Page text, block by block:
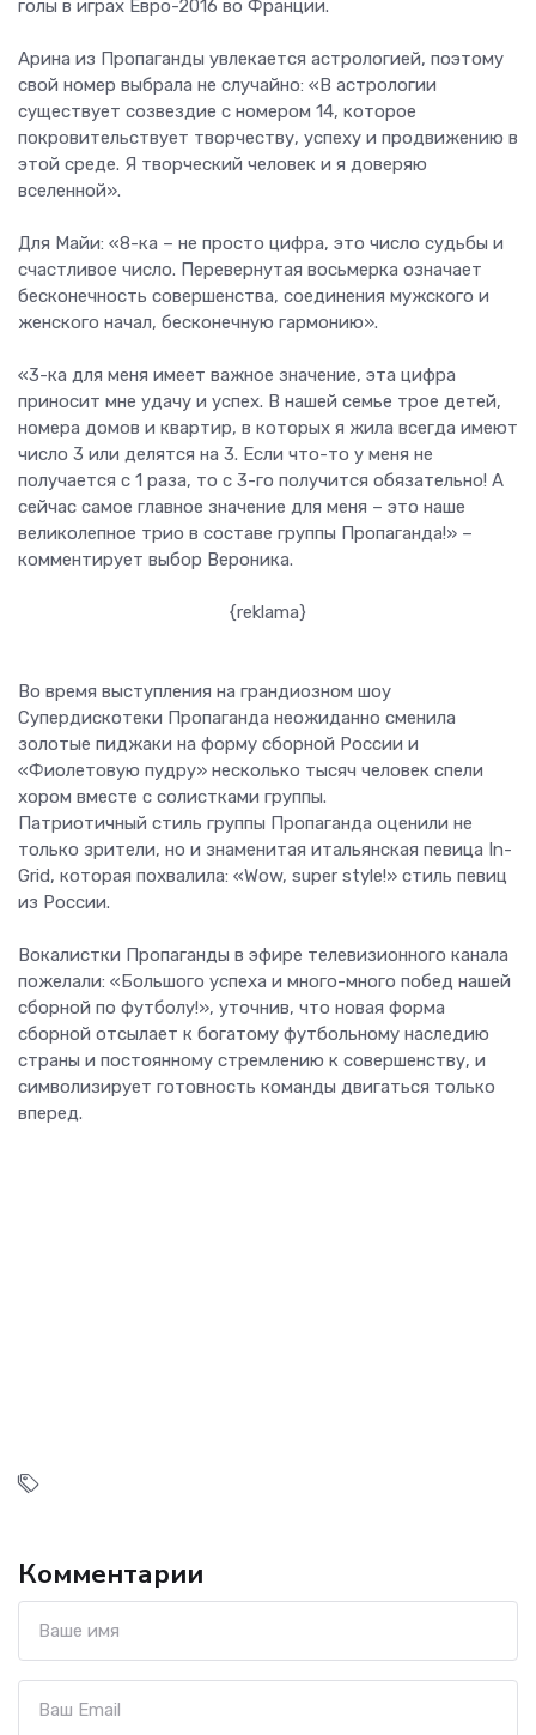
голы в играх Евро-2016 во Франции.
Арина из Пропаганды увлекается астрологией, поэтому
свой номер выбрала не случайно: «В астрологии
существует созвездие с номером 14, которое
покровительствует творчеству, успеху и продвижению в
этой среде. Я творческий человек и я доверяю
вселенной».
Для Майи: «8-ка – не просто цифра, это число судьбы и
счастливое число. Перевернутая восьмерка означает
бесконечность совершенства, соединения мужского и
женского начал, бесконечную гармонию».
«3-ка для меня имеет важное значение, эта цифра
приносит мне удачу и успех. В нашей семье трое детей,
номера домов и квартир, в которых я жила всегда имеют
число 3 или делятся на 3. Если что-то у меня не
получается с 1 раза, то с 3-го получится обязательно! А
сейчас самое главное значение для меня – это наше
великолепное трио в составе группы Пропаганда!» –
комментирует выбор Вероника.
{reklama}
Во время выступления на грандиозном шоу
Супердискотеки Пропаганда неожиданно сменила
золотые пиджаки на форму сборной России и
«Фиолетовую пудру» несколько тысяч человек спели
хором вместе с солистками группы.
Патриотичный стиль группы Пропаганда оценили не
только зрители, но и знаменитая итальянская певица In-
Grid, которая похвалила: «Wow, super style!» стиль певиц
из России.
Вокалистки Пропаганды в эфире телевизионного канала
пожелали: «Большого успеха и много-много побед нашей
сборной по футболу!», уточнив, что новая форма
сборной отсылает к богатому футбольному наследию
страны и постоянному стремлению к совершенству, и
символизирует готовность команды двигаться только
вперед.
Комментарии